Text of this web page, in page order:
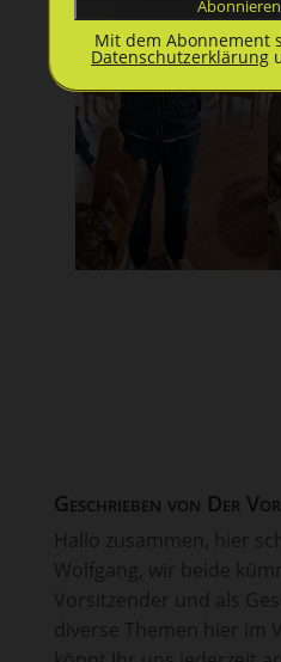
Geschrieben von Der
Mit dem Abonnement
Datenschutzerklärung